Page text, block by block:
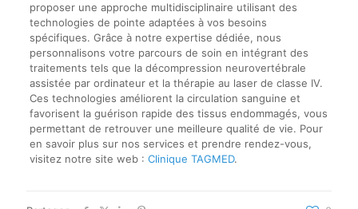
proposer une approche multidisciplinaire utilisant des
technologies de pointe adaptées à vos besoins
spécifiques. Grâce à notre expertise dédiée, nous
personnalisons votre parcours de soin en intégrant des
traitements tels que la décompression neurovertébrale
assistée par ordinateur et la thérapie au laser de classe IV.
Ces technologies améliorent la circulation sanguine et
favorisent la guérison rapide des tissus endommagés, vous
permettant de retrouver une meilleure qualité de vie. Pour
en savoir plus sur nos services et prendre rendez-vous,
visitez notre site web : Clinique TAGMED.